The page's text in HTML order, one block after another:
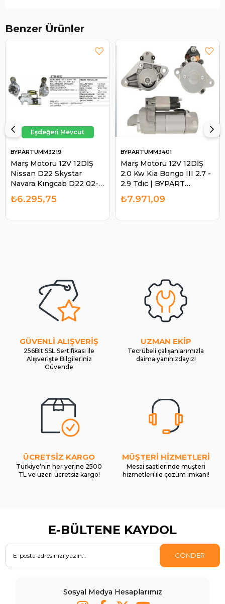
Benzer Ürünler
Marş Motoru 12V 12DİŞ
Nissan D22 Skystar
Navara Kıngcab D22 02-
UMM3219
BYPARTUMM3219
₺6.295,75
Marş Motoru 12V 12DİŞ
2.0 Kw Kia Bongo III 2.7 -
2.9 Tdıc | BYPART
BYPARTUMM3401
₺7.971,09
GÜVENLİ ALIŞVERİŞ
256Bit SSL Sertifikası ile
Alışverişte Bilgileriniz
Güvende
UZMAN EKİP
Tecrübeli çalışanlarımızla
daima yanınızdayız!
ÜCRETSİZ KARGO
Türkiye’nin her yerine 2500
TL ve üzeri ücretsiz kargo!
MÜŞTERİ HİZMETLERİ
Mesai saatlerinde müşteri
hizmetleri ile çözüm imkanı!
E-BÜLTENE KAYDOL
GÖNDER
Sosyal Medya Hesaplarımız